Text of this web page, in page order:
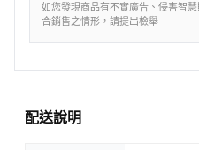
如您發現商品有不實廣告、侵害智
合銷售之情形，請提出檢舉
配送說明